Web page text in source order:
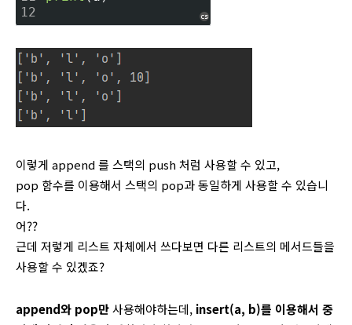
12
cs
이렇게 append 를 스택의 push 처럼 사용할 수 있고,
pop 함수를 이용해서 스택의 pop과 동일하게 사용할 수 있습니
다.
어??
근데 저렇게 리스트 자체에서 쓰다보면 다른 리스트의 메서드들을
사용할 수 있겠죠?
append와 pop만사용해야하는데, insert(a, b)를 이용해서 중